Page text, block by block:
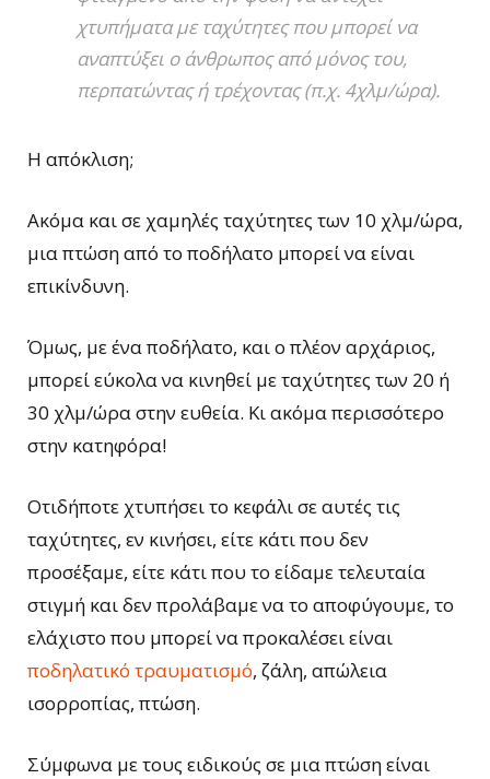
χτυπήματα με ταχύτητες που μπορεί να
αναπτύξει ο άνθρωπος από μόνος του,
περπατώντας ή τρέχοντας (π.χ. 4χλμ/ώρα).
Η απόκλιση;
Ακόμα και σε χαμηλές ταχύτητες των 10 χλμ/ώρα,
μια πτώση από το ποδήλατο μπορεί να είναι
επικίνδυνη.
Όμως, με ένα ποδήλατο, και ο πλέον αρχάριος,
μπορεί εύκολα να κινηθεί με ταχύτητες των 20 ή
30 χλμ/ώρα στην ευθεία. Κι ακόμα περισσότερο
στην κατηφόρα!
Οτιδήποτε χτυπήσει το κεφάλι σε αυτές τις
ταχύτητες, εν κινήσει, είτε κάτι που δεν
προσέξαμε, είτε κάτι που το είδαμε τελευταία
στιγμή και δεν προλάβαμε να το αποφύγουμε, το
ελάχιστο που μπορεί να προκαλέσει είναι
ποδηλατικό τραυματισμό, ζάλη, απώλεια
ισορροπίας, πτώση.
Σύμφωνα με τους ειδικούς σε μια πτώση είναι